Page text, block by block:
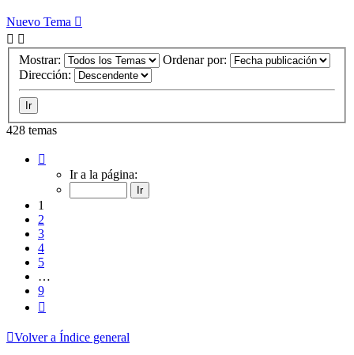
Nuevo Tema
Mostrar:
Ordenar por:
Dirección:
428 temas
Ir a la página:
1
2
3
4
5
…
9
Volver a Índice general